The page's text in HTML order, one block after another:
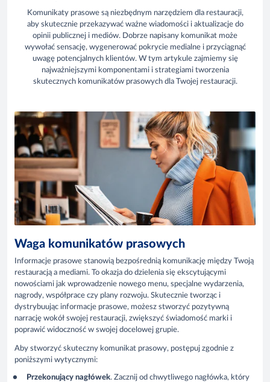
Komunikaty prasowe są niezbędnym narzędziem dla restauracji,
aby skutecznie przekazywać ważne wiadomości i aktualizacje do
opinii publicznej i mediów. Dobrze napisany komunikat może
wywołać sensację, wygenerować pokrycie medialne i przyciągnąć
uwagę potencjalnych klientów. W tym artykule zajmiemy się
najważniejszymi komponentami i strategiami tworzenia
skutecznych komunikatów prasowych dla Twojej restauracji.
Waga komunikatów prasowych
Informacje prasowe stanowią bezpośrednią komunikację między Twoją
restauracją a mediami. To okazja do dzielenia się ekscytującymi
nowościami jak wprowadzenie nowego menu, specjalne wydarzenia,
nagrody, współprace czy plany rozwoju. Skutecznie tworząc i
dystrybuując informacje prasowe, możesz stworzyć pozytywną
narrację wokół swojej restauracji, zwiększyć świadomość marki i
poprawić widoczność w swojej docelowej grupie.
Aby stworzyć skuteczny komunikat prasowy, postępuj zgodnie z
poniższymi wytycznymi:
Przekonujący nagłówek. Zacznij od chwytliwego nagłówka, który